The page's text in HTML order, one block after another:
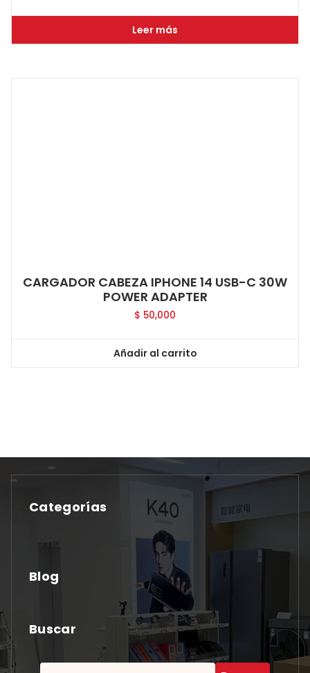
Leer más
CARGADOR CABEZA IPHONE 14 USB-C 30W
POWER ADAPTER
$ 50,000
Añadir al carrito
Categorías
No hay categorías
Blog
Buscar